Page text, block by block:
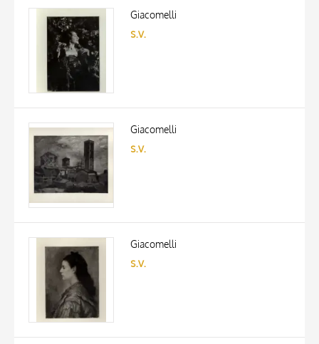
Giacomelli
s.v.
Giacomelli
s.v.
Giacomelli
s.v.